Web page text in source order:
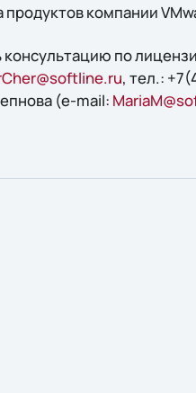
компании
конcультацию по
, тел.:
(e-mail: